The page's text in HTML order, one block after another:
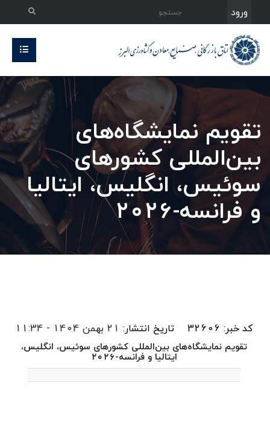
ورود
تقویم نمایشگاه‌های
بین‌المللی کشورهای
سوئیس، انگلیس، ایتالیا
و فرانسه-۲۰۲۶
کد خبر: 32606 تاریخ انتشار: 21 بهمن 1404 - 11:34
تقویم نمایشگاه‌های بین‌المللی کشورهای سوئیس، انگلیس،
ایتالیا و فرانسه-۲۰۲۶